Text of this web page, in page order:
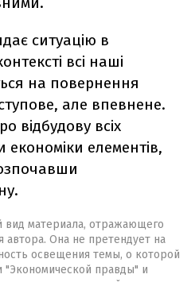
ситуацію в
всі наші
на повернення
але впевнене.
відбудову всіх
елементів,
вид материала, отражающего
автора. Она не претендует на
освещения темы, о которой
правды" и